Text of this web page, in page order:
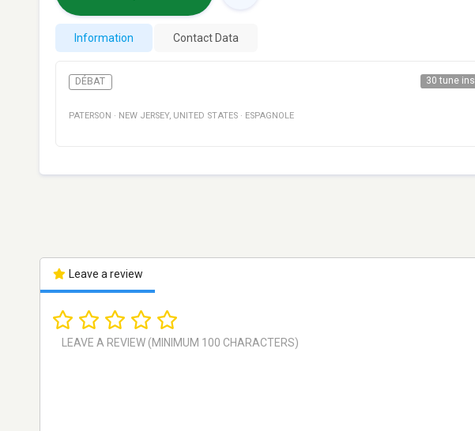
Information Contact Data
DÉBAT 30 tune ins
PATERSON · NEW JERSEY, UNITED STATES · ESPAGNOLE
Leave a review